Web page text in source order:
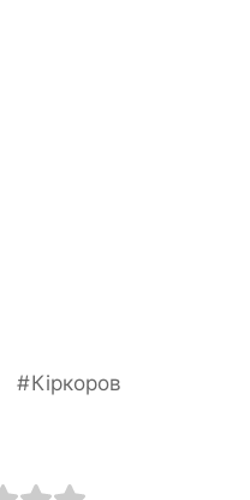
Кіркоров